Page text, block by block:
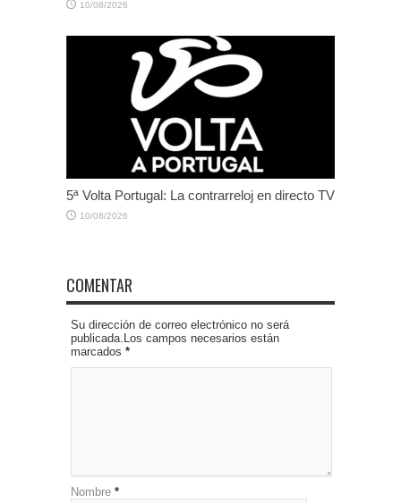
10/08/2026
5ª Volta Portugal: La contrarreloj en directo TV
10/08/2026
COMENTAR
Su dirección de correo electrónico no será
publicada.Los campos necesarios están
marcados *
Nombre *